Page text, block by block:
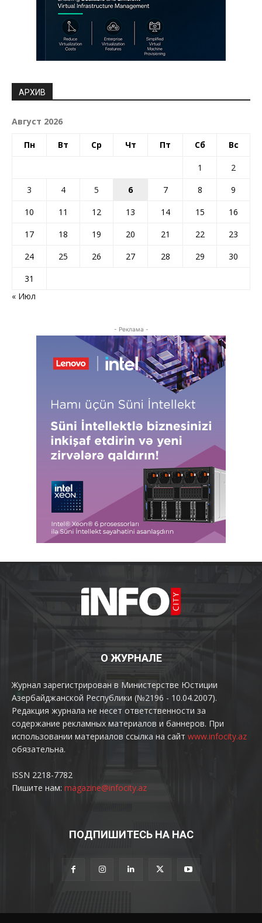
АРХИВ
Август 2026
Пн Вт Ср Чт Пт Сб Вс
1
2
3
4 5 6 7 8
9
10
11 12 13 14 15
16
17
18 19 20 21 22
23
24
25 26 27 28 29
30
31
« Июл
- Реклама -
О ЖУРНАЛЕ
Журнал зарегистрирован в Министерстве Юстиции
Азербайджанской Республики (№2196 - 10.04.2007).
Редакция журнала не несет ответственности за
содержание рекламных материалов и баннеров. При
использовании материалов ссылка на сайт www.infocity.az
обязательна.
ISSN 2218-7782
Пишите нам: magazine@infocity.az
ПОДПИШИТЕСЬ НА НАС